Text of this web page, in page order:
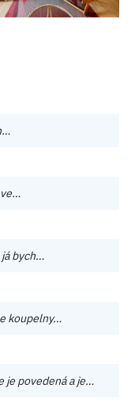
ve…
já bych…
koupelny…
je povedená a je…